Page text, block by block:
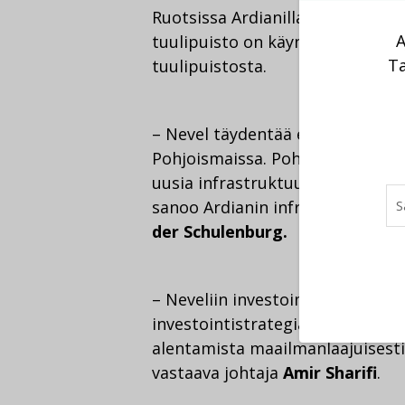
Ruotsissa Ardianilla on
tuulipuisto on käynnissä.
tuulipuistosta.
– Nevel täydentää
Pohjoismaissa. Pohjoismaat on
uusia infrastruktuuri-
sanoo Ardianin
der Schulenburg.
– Neveliin investoiminen on
investointistrategiassa, joka
alentamista
vastaava johtaja Amir Sharifi.